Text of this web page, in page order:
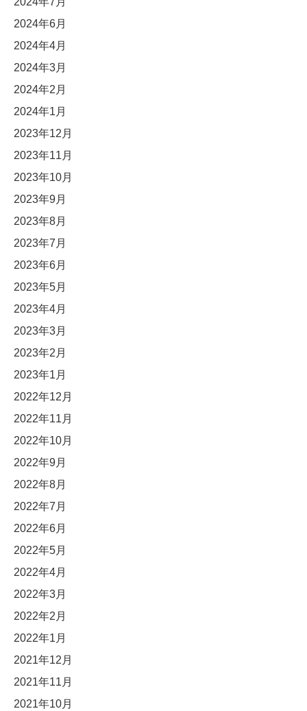
2024年6月
2024年4月
2024年3月
2024年2月
2024年1月
2023年12月
2023年11月
2023年10月
2023年9月
2023年8月
2023年7月
2023年6月
2023年5月
2023年4月
2023年3月
2023年2月
2023年1月
2022年12月
2022年11月
2022年10月
2022年9月
2022年8月
2022年7月
2022年6月
2022年5月
2022年4月
2022年3月
2022年2月
2022年1月
2021年12月
2021年11月
2021年10月